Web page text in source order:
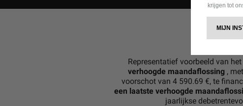
Representatief voorbeeld van
verhoogde maandaflossing ,
voorschot van 4 590.69 €, te
een laatste verhoogde
jaarlijkse
krijgen tot
MIJN